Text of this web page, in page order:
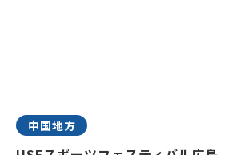
中国地方